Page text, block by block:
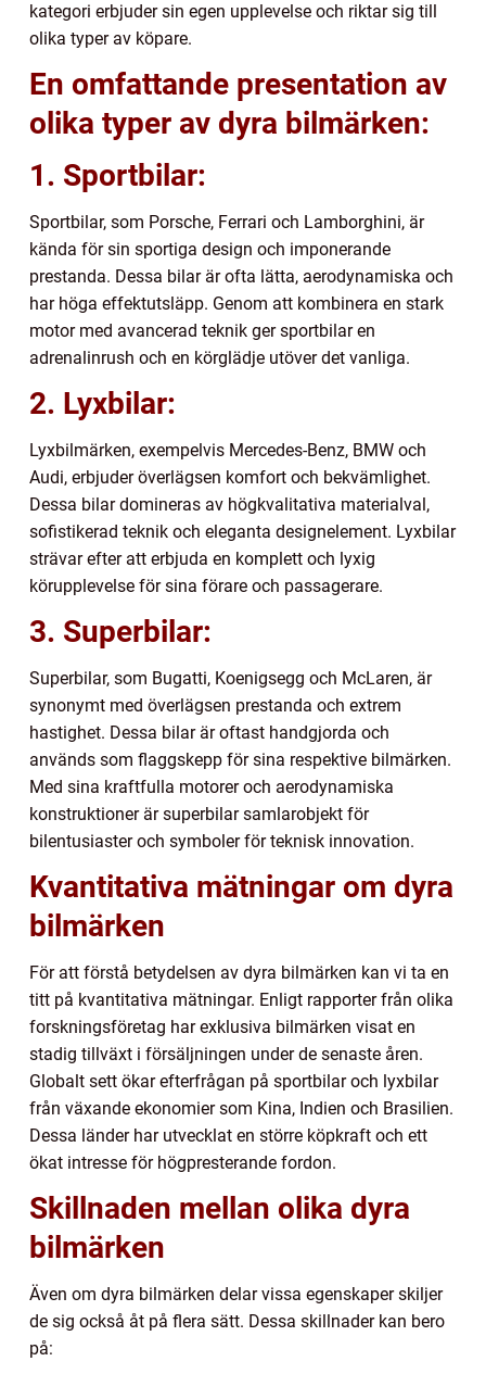
kategori erbjuder sin egen upplevelse och riktar sig till
olika typer av köpare.
En omfattande presentation av
olika typer av dyra bilmärken:
1. Sportbilar:
Sportbilar, som Porsche, Ferrari och Lamborghini, är
kända för sin sportiga design och imponerande
prestanda. Dessa bilar är ofta lätta, aerodynamiska och
har höga effektutsläpp. Genom att kombinera en stark
motor med avancerad teknik ger sportbilar en
adrenalinrush och en körglädje utöver det vanliga.
2. Lyxbilar:
Lyxbilmärken, exempelvis Mercedes-Benz, BMW och
Audi, erbjuder överlägsen komfort och bekvämlighet.
Dessa bilar domineras av högkvalitativa materialval,
sofistikerad teknik och eleganta designelement. Lyxbilar
strävar efter att erbjuda en komplett och lyxig
körupplevelse för sina förare och passagerare.
3. Superbilar:
Superbilar, som Bugatti, Koenigsegg och McLaren, är
synonymt med överlägsen prestanda och extrem
hastighet. Dessa bilar är oftast handgjorda och
används som flaggskepp för sina respektive bilmärken.
Med sina kraftfulla motorer och aerodynamiska
konstruktioner är superbilar samlarobjekt för
bilentusiaster och symboler för teknisk innovation.
Kvantitativa mätningar om dyra
bilmärken
För att förstå betydelsen av dyra bilmärken kan vi ta en
titt på kvantitativa mätningar. Enligt rapporter från olika
forskningsföretag har exklusiva bilmärken visat en
stadig tillväxt i försäljningen under de senaste åren.
Globalt sett ökar efterfrågan på sportbilar och lyxbilar
från växande ekonomier som Kina, Indien och Brasilien.
Dessa länder har utvecklat en större köpkraft och ett
ökat intresse för högpresterande fordon.
Skillnaden mellan olika dyra
bilmärken
Även om dyra bilmärken delar vissa egenskaper skiljer
de sig också åt på flera sätt. Dessa skillnader kan bero
på: